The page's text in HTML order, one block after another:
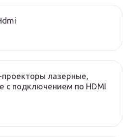
лазерные,
с подключением по HDMI